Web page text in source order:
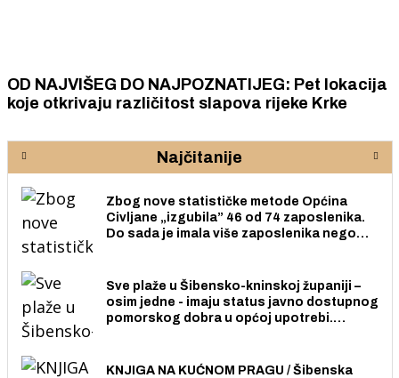
OD NAJVIŠEG DO NAJPOZNATIJEG: Pet lokacija
koje otkrivaju različitost slapova rijeke Krke
Najčitanije
Zbog nove statističke metode Općina
Civljane „izgubila” 46 od 74 zaposlenika.
Do sada je imala više zaposlenika nego
Sve plaže u Šibensko-kninskoj županiji –
osim jedne - imaju status javno dostupnog
pomorskog dobra u općoj upotrebi.
KNJIGA NA KUĆNOM PRAGU / Šibenska